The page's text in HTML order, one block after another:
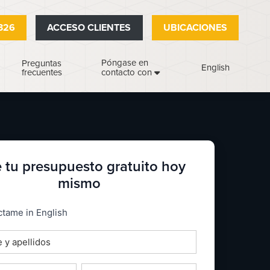
ACCESO CLIENTES UBICACIONES
Preguntas
frecuentes
Póngase en
contacto con
English
tu presupuesto gratuito hoy
mismo
in English